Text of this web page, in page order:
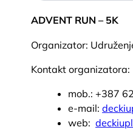
ADVENT RUN – 5K
Organizator:
Kontakt organizatora:
mob.: +387
e-mail:
web: